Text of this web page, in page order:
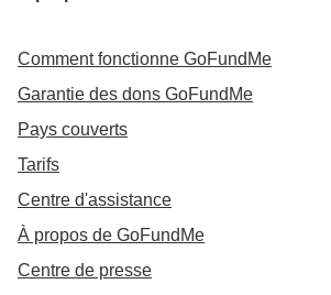
Comment fonctionne GoFundMe
Garantie des dons GoFundMe
Pays couverts
Tarifs
Centre d'assistance
À propos de GoFundMe
Centre de presse